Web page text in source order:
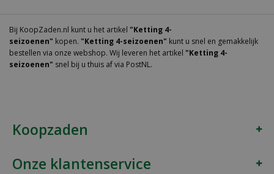
Bij KoopZaden.nl kunt u het artikel "Ketting 4-
seizoenen" kopen. "Ketting 4-seizoenen" kunt u snel en gemakkelijk
bestellen via onze webshop. Wij leveren het artikel "Ketting 4-
seizoenen" snel bij u thuis af via PostNL.
Koopzaden
Onze klantenservice